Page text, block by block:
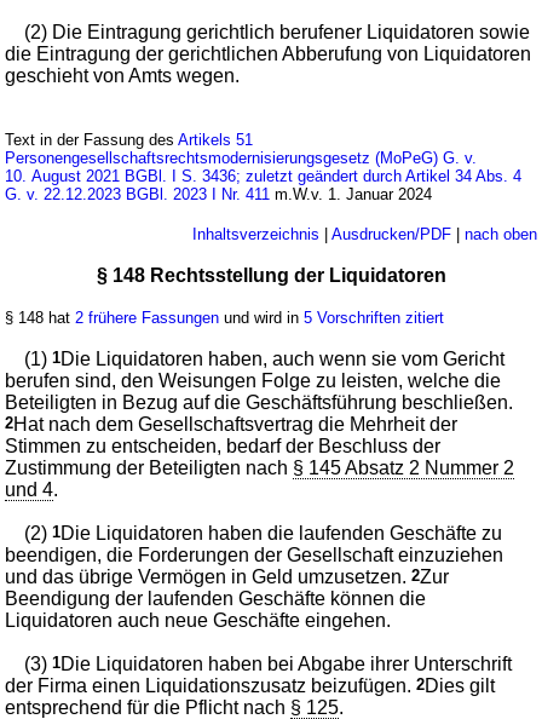
(2) Die Eintragung gerichtlich berufener Liquidatoren sowie
die Eintragung der gerichtlichen Abberufung von Liquidatoren
geschieht von Amts wegen.
Text in der Fassung desArtikels 51
Personengesellschaftsrechtsmodernisierungsgesetz (MoPeG) G. v.
10. August 2021 BGBl. I S. 3436; zuletzt geändert durch Artikel 34 Abs. 4
G. v. 22.12.2023 BGBl. 2023 I Nr. 411 m.W.v. 1. Januar 2024
Inhaltsverzeichnis | Ausdrucken/PDF| nach oben
§ 148 Rechtsstellung der Liquidatoren
§ 148 hat 2 frühere Fassungen und wird in5 Vorschriften zitiert
(1)1Die Liquidatoren haben, auch wenn sie vom Gericht
berufen sind, den Weisungen Folge zu leisten, welche die
Beteiligten in Bezug auf die Geschäftsführung beschließen.
2Hat nach dem Gesellschaftsvertrag die Mehrheit der
Stimmen zu entscheiden, bedarf der Beschluss der
Zustimmung der Beteiligten nach § 145 Absatz 2 Nummer 2
und 4.
(2)1Die Liquidatoren haben die laufenden Geschäfte zu
beendigen, die Forderungen der Gesellschaft einzuziehen
und das übrige Vermögen in Geld umzusetzen.2Zur
Beendigung der laufenden Geschäfte können die
Liquidatoren auch neue Geschäfte eingehen.
(3)1Die Liquidatoren haben bei Abgabe ihrer Unterschrift
der Firma einen Liquidationszusatz beizufügen.2Dies gilt
entsprechend für die Pflicht nach § 125.